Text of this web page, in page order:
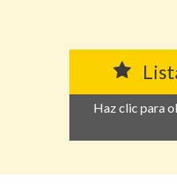
Haz clic para